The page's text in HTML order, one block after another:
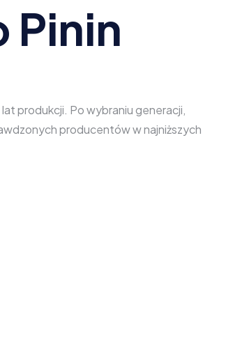
Pinin
produkcji. Po wybraniu generacji,
producentów w najniższych